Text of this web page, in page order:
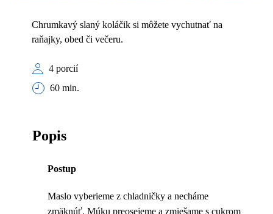
Chrumkavý slaný koláčik si môžete vychutnať na
raňajky, obed či večeru.
4 porcií
60 min.
Popis
Postup
Maslo vyberieme z chladničky a necháme
zmäknúť. Múku preosejeme a zmiešame s cukrom